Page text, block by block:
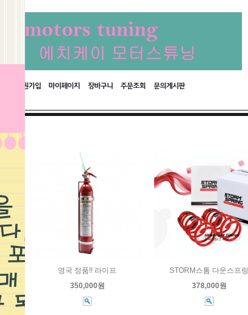
영국 정품!! 라이프
350,000원
STORM스톰 다운스프링
378,000원